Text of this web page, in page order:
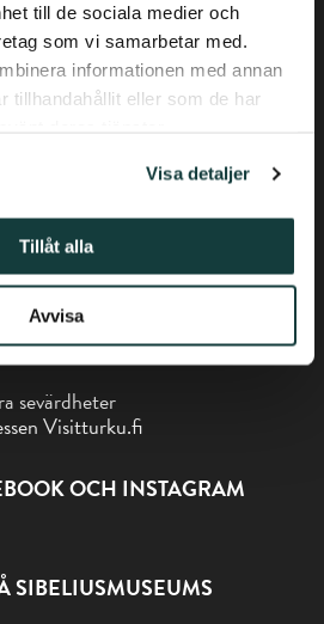
till de sociala medier och
som vi samarbetar med.
informationen med annan
tillhandahållit eller som de har
Visa detaljer
Tillåt alla
Avvisa
sevärdheter
Visitturku.fi
OCH INSTAGRAM
SIBELIUSMUSEUMS